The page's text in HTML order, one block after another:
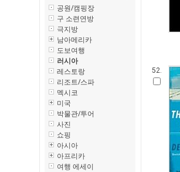
공원/캠핑장
구 소련연방
극지방
남아메리카
도보여행
러시아
레스토랑
리조트/스파
멕시코
미국
박물관/투어
사진
쇼핑
아시아
아프리카
여행 에세이
52.